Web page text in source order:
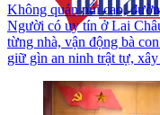
Không quản núi cao,
Người có uy tín ở Lai
từng nhà, vận động bà
giữ gìn an ninh trật tự,